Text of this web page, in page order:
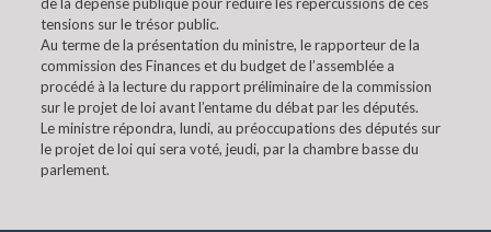
tensions sur le trésor public.
Au terme de la présentation du ministre, le rapporteur de la
commission des Finances et du budget de l’assemblée a
procédé à la lecture du rapport préliminaire de la commission
sur le projet de loi avant l’entame du débat par les députés.
Le ministre répondra, lundi, au préoccupations des députés sur
le projet de loi qui sera voté, jeudi, par la chambre basse du
parlement.